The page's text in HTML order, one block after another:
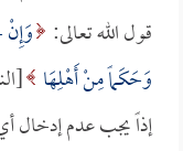
قول الله تعالى: وَإِنْ
وَحَكَماً مِنْ أَهْلِهَا
إذاً يجب عدم إدخال